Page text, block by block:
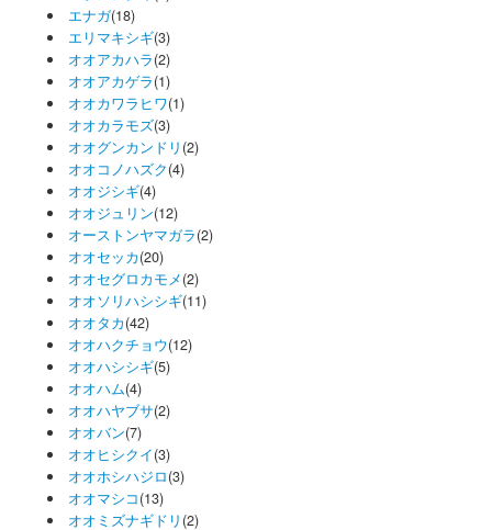
エナガ(18)
エリマキシギ(3)
オオアカハラ(2)
オオアカゲラ(1)
オオカワラヒワ(1)
オオカラモズ(3)
オオグンカンドリ (2)
オオコノハズク(4)
オオジシギ(4)
オオジュリン(12)
オーストンヤマガラ(2)
オオセッカ(20)
オオセグロカモメ(2)
オオソリハシシギ(11)
オオタカ(42)
オオハクチョウ(12)
オオハシシギ(5)
オオハム(4)
オオハヤブサ(2)
オオバン(7)
オオヒシクイ(3)
オオホシハジロ(3)
オオマシコ(13)
オオミズナギドリ (2)